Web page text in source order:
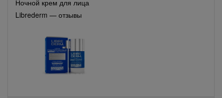
Ночной крем для лица
Librederm — отзывы